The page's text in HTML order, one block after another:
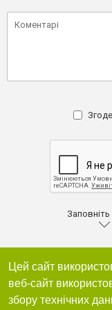
Цей сайт
веб-сайт
збору технічних